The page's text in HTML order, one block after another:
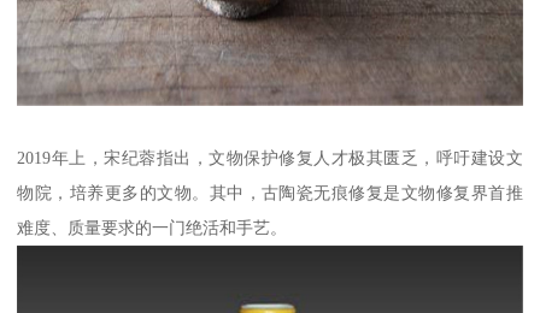
2019年上，宋纪蓉指出，文物保护修复人才极其匮乏，呼吁建设文
物院，培养更多的文物。其中，古陶瓷无痕修复是文物修复界首推
难度、质量要求的一门绝活和手艺。